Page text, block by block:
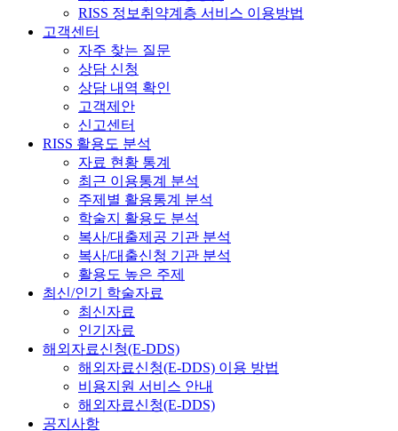
RISS 정보취약계층 서비스 이용방법
고객센터
자주 찾는 질문
상담 신청
상담 내역 확인
고객제안
신고센터
RISS 활용도 분석
자료 현황 통계
최근 이용통계 분석
주제별 활용통계 분석
학술지 활용도 분석
복사/대출제공 기관 분석
복사/대출신청 기관 분석
활용도 높은 주제
최신/인기 학술자료
최신자료
인기자료
해외자료신청(E-DDS)
해외자료신청(E-DDS) 이용 방법
비용지원 서비스 안내
해외자료신청(E-DDS)
공지사항